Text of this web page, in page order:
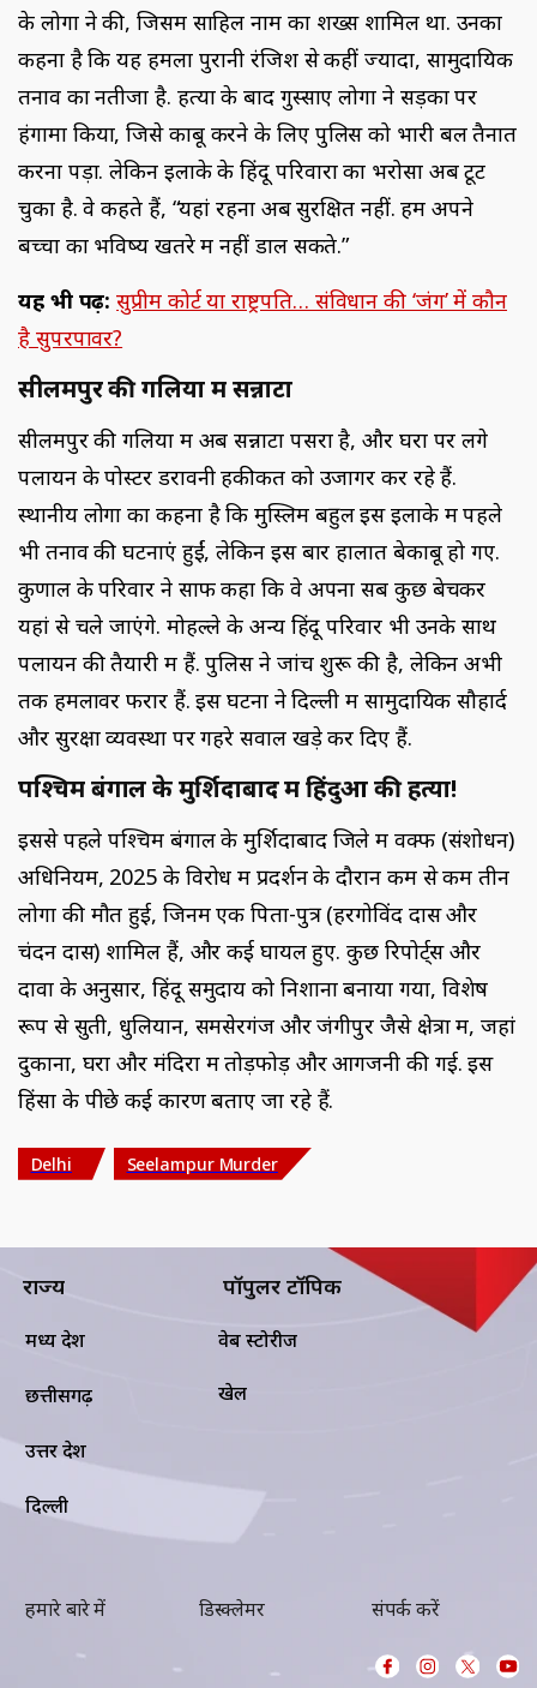
के लोगों ने की, जिसमें साहिल नाम का शख्स शामिल था. उनका
कहना है कि यह हमला पुरानी रंजिश से कहीं ज्यादा, सामुदायिक
तनाव का नतीजा है. हत्या के बाद गुस्साए लोगों ने सड़कों पर
हंगामा किया, जिसे काबू करने के लिए पुलिस को भारी बल तैनात
करना पड़ा. लेकिन इलाके के हिंदू परिवारों का भरोसा अब टूट
चुका है. वे कहते हैं, “यहां रहना अब सुरक्षित नहीं. हम अपने
बच्चों का भविष्य खतरे में नहीं डाल सकते.”
यह भी पढ़ें: सुप्रीम कोर्ट या राष्ट्रपति… संविधान की ‘जंग’ में कौन
है सुपरपावर?
सीलमपुर की गलियों में सन्नाटा
सीलमपुर की गलियों में अब सन्नाटा पसरा है, और घरों पर लगे
पलायन के पोस्टर डरावनी हकीकत को उजागर कर रहे हैं.
स्थानीय लोगों का कहना है कि मुस्लिम बहुल इस इलाके में पहले
भी तनाव की घटनाएं हुईं, लेकिन इस बार हालात बेकाबू हो गए.
कुणाल के परिवार ने साफ कहा कि वे अपना सब कुछ बेचकर
यहां से चले जाएंगे. मोहल्ले के अन्य हिंदू परिवार भी उनके साथ
पलायन की तैयारी में हैं. पुलिस ने जांच शुरू की है, लेकिन अभी
तक हमलावर फरार हैं. इस घटना ने दिल्ली में सामुदायिक सौहार्द
और सुरक्षा व्यवस्था पर गहरे सवाल खड़े कर दिए हैं.
पश्चिम बंगाल के मुर्शिदाबाद में हिंदुओं की हत्या!
इससे पहले पश्चिम बंगाल के मुर्शिदाबाद जिले में वक्फ (संशोधन)
अधिनियम, 2025 के विरोध में प्रदर्शन के दौरान कम से कम तीन
लोगों की मौत हुई, जिनमें एक पिता-पुत्र (हरगोविंद दास और
चंदन दास) शामिल हैं, और कई घायल हुए. कुछ रिपोर्ट्स और
दावों के अनुसार, हिंदू समुदाय को निशाना बनाया गया, विशेष
रूप से सुती, धुलियान, समसेरगंज और जंगीपुर जैसे क्षेत्रों में, जहां
दुकानों, घरों और मंदिरों में तोड़फोड़ और आगजनी की गई. इस
हिंसा के पीछे कई कारण बताए जा रहे हैं.
Delhi Seelampur Murder
राज्य
मध्य प्रदेश
छत्तीसगढ़
उत्तर प्रदेश
दिल्ली
पॉपुलर टॉपिक
वेब स्टोरीज
खेल
हमारे बारे में डिस्क्लेमर संपर्क करें